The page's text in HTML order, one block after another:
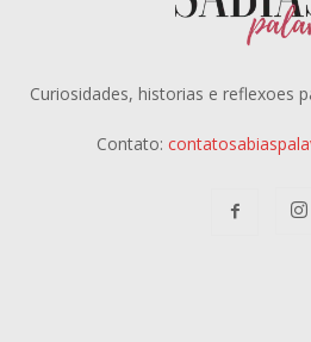
Curiosidades, historias e reflexoes
Contato: